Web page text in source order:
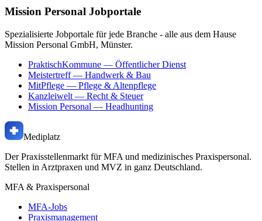
Mission Personal Jobportale
Spezialisierte Jobportale für jede Branche - alle aus dem Hause
Mission Personal GmbH, Münster.
PraktischKommune — Öffentlicher Dienst
Meistertreff— Handwerk & Bau
MitPflege — Pflege & Altenpflege
Kanzleiwelt — Recht & Steuer
Mission Personal — Headhunting
Mediplatz
Der Praxisstellenmarkt für MFA und medizinisches Praxispersonal.
Stellen in Arztpraxen und MVZ in ganz Deutschland.
MFA & Praxispersonal
MFA-Jobs
Praxismanagement